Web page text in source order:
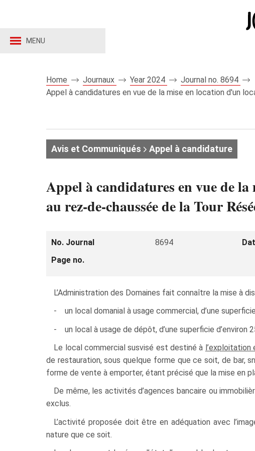
MENU
Home Journaux Year 2024
Journal no. 8694
Appel à candidatures en vue de la mise en location d'un
Avis et Communiqués Appel à candidature
Appel à candidatures en vue de
au rez-de-chaussée de la Tour
No. Journal 8694
Page no.
L’Administration des Domaines fait connaître la mise à
- un local domanial à usage commercial, d’une
- un local à usage de dépôt, d’une superficie d’environ
Le local commercial susvisé est destiné à l’exploitation
de restauration, sous quelque forme que ce soit, de bar,
forme de vente à emporter, étant précisé que la mise en
De même, les activités d’agences bancaire ou
exclus.
L’activité proposée doit être en adéquation avec
nature que ce soit.